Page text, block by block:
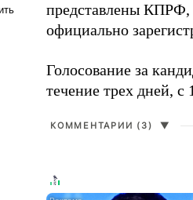
представлены КПРФ,
официально
Голосование за
течение трех дней, с
КОММЕНТАРИИ (3) ▼